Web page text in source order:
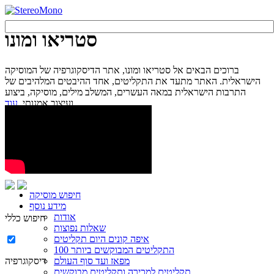
סטריאו ומונו
ברוכים הבאים אל סטריאו ומונו, אתר הדיסקוגרפיה של המוסיקה
הישראלית. האתר מתעד את התקליטים, אחד ההיבטים המלהיבים של
התרבות הישראלית במאה העשרים, המשלב מילים, מוסיקה, ביצוע
ועיצוב אמנותי.עוד...
חיפוש מוסיקה
מידע נוסף
אודות
שאלות נפוצות
איפה קונים היום תקליטים
100 התקליטים המבוקשים ביותר
מפאז ועד סוף העולם
תקליטים למכירה ותקליטים מבוקשים
חיפוש כללי
דיסקוגרפיה